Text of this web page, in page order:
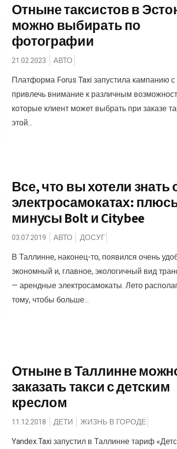
Отныне таксистов в
можно выбирать по
фотографии
21.02.2023 АВТО
Платформа Forus Taxi запустила кампанию
привлечь внимание к различным
которые клиент может выбрать при заказе
этой...
Все, что вы хотели знать
электросамокатах:
минусы Bolt и Citybee
03.07.2019 АВТО ДОСУГ
В Таллинне, наконец-то, появился очень
экономный и, главное, экологичный вид
— арендные электросамокаты. Лето
тому, чтобы больше...
Отныне в Таллинне
заказать такси с детским
креслом
11.12.2018 ДЕТИ ЖИЗНЬ В ГОРОДЕ
Yandex.Taxi запустил в Таллинне тариф